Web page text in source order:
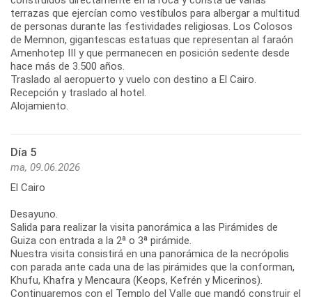
terrazas que ejercían como vestíbulos para albergar a multitud
de personas durante las festividades religiosas. Los Colosos
de Memnon, gigantescas estatuas que representan al faraón
Amenhotep III y que permanecen en posición sedente desde
hace más de 3.500 años.
Traslado al aeropuerto y vuelo con destino a El Cairo.
Recepción y traslado al hotel.
Alojamiento.
Día 5
ma, 09.06.2026
El Cairo
Desayuno.
Salida para realizar la visita panorámica a las Pirámides de
Guiza con entrada a la 2ª o 3ª pirámide.
Nuestra visita consistirá en una panorámica de la necrópolis
con parada ante cada una de las pirámides que la conforman,
Khufu, Khafra y Mencaura (Keops, Kefrén y Micerinos).
Continuaremos con el Templo del Valle que mandó construir el